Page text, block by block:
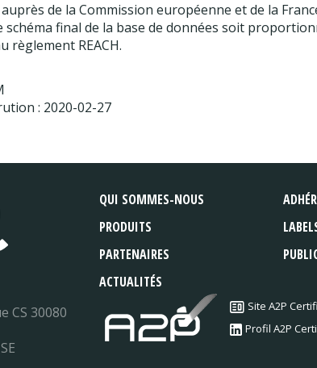
de la Commission européenne et de la
schéma final de la base de données soit
règlement REACH.
: 2020-02-27
CS 30080
QUI SOMMES-NOUS
PRODUITS
PARTENAIRES
ACTUALITÉS
Site A2P
Profil A2P